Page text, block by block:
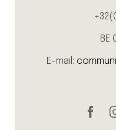
BE
E-mail: